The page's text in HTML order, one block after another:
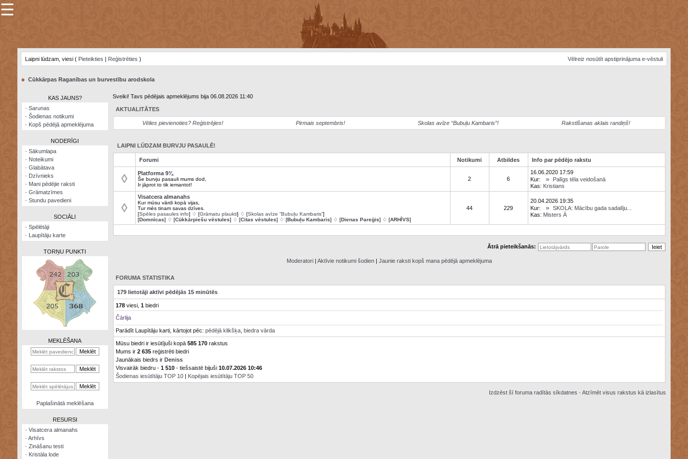
×
Šodienas
Visatcera
almanahs
kalkulators
☰
Laipni lūdzam, viesi ( Pieteikties | Reģistrēties ) Vēlreiz nosūtīt apstiprinājuma e-vēstuli
● Cūkkārpas Raganības un burvestību arodskola
KAS JAUNS?
· Sarunas
· Šodienas notikumi
· Kopš pēdējā apmeklējuma
NODERĪGI
· Sākumlapa
· Noteikumi
· Glabātava
· Dzīvnieks
· Mani pēdējie raksti
· Grāmatzīmes
· Stundu pavedieni
SOCIĀLI
· Spēlētāji
· Laupītāju karte
TORŅU PUNKTI
MEKLĒŠANA
Paplašinātā meklēšana
RESURSI
· Visatcera almanahs
· Arhīvs
· Zināšanu testi
· Kristāla lode
Sveiki! Tavs pēdējais apmeklējums bija 06.08.2026 11:40
AKTUALITĀTES
Vēlies pievienoties? Reģistrējies! Pirmais septembris! Skolas avīze “Bubuļu Kambaris”! Rakstīšanas aklais randiņš!
LAIPNI LŪDZAM BURVJU PASAULĒ!
Forumi Notikumi Atbildes Info par pēdējo rakstu
◊ Platforma 9¾
Še burvju pasauli mums dod,
Ir jāprot to tik iemantot!
2 6
16.06.2020 17:59
Kur:
»
Palīgs tēla veidošanā
Kas: Kristians
◊
Visatcera almanahs
Kur mūsu vārdi kopā vijas,
Tur mēs tinam savas dzīves.
[Spēles pasaules info] ♢ [Grāmatu plaukti] ♢ [Skolas avīze “Bubuļu Kambaris”]
[Domnīcas] ♢ [Cūkkārpiešu vēstules] ♢ [Citas vēstules] ♢ [Bubuļu Kambaris] ♢ [Dienas Pareģis] ♢ [ARHĪVS]
44 229
20.04.2026 19:35
Kur:
» SKOLA: Mācību gada sadalīju...
Kas: Misters Ā
Ātrā pieteikšanās:
Moderatori| Aktīvie notikumi šodien| Jaunie raksti kopš mana pēdējā apmeklējuma
FORUMA STATISTIKA
179 lietotāji aktīvi pēdējās 15 minūtēs
178viesi, 1biedri
Čārlija
Parādīt Laupītāju karti, kārtojot pēc: pēdējā klikšķa, biedra vārda
Mūsu biedri ir iesūtījuši kopā 585 170rakstus
Mums ir 2 635reģistrēti biedri
Jaunākais biedrs ir Deniss
Visvairāk biedru - 1 510- tiešsaistē bijuši 10.07.2026 10:46
Šodienas iesūtītāju TOP 10| Kopējais iesūtītāju TOP 50
Izdzēst šī foruma radītās sīkdatnes · Atzīmēt visus rakstus kā izlasītus